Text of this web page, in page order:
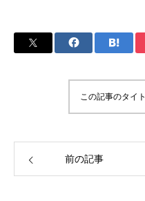
この記事のタイ
前の記事